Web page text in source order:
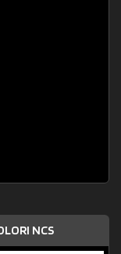
NCS